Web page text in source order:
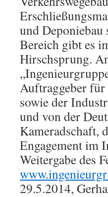
und Deponiebau
Bereich gibt es
Hirschsprung.
Auftraggeber für
sowie der
und von der
Kameradschaft,
Engagement im
Weitergabe des
29.5.2014,